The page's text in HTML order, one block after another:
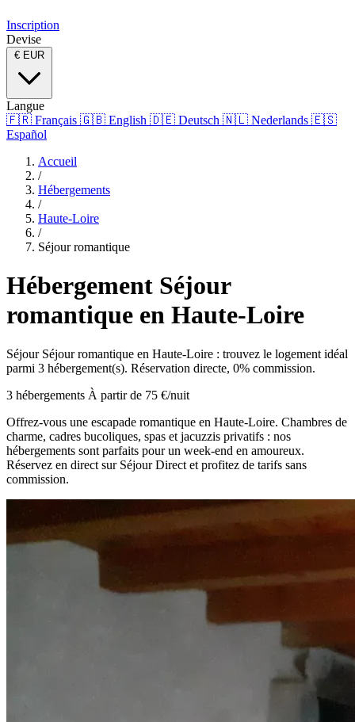
Inscription
Devise
€ EUR
Langue
🇫🇷 Français 🇬🇧 English 🇩🇪 Deutsch 🇳🇱 Nederlands 🇪🇸
Español
Accueil
/
Hébergements
/
Haute-Loire
/
Séjour romantique
Hébergement Séjour
romantique en Haute-Loire
Séjour Séjour romantique en Haute-Loire : trouvez le logement idéal
parmi 3 hébergement(s). Réservation directe, 0% commission.
3 hébergements À partir de 75 €/nuit
Offrez-vous une escapade romantique en Haute-Loire. Chambres de
charme, cadres bucoliques, spas et jacuzzis privatifs : nos
hébergements sont parfaits pour un week-end en amoureux.
Réservez en direct sur Séjour Direct et profitez de tarifs sans
commission.